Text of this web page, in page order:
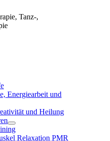
Tanz-,
Energiearbeit und
und Heilung
Relaxation PMR